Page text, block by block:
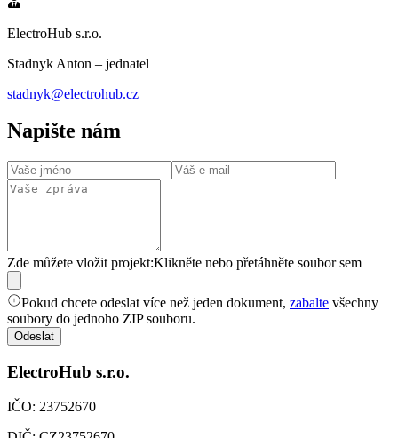
ElectroHub s.r.o.
Stadnyk Anton – jednatel
stadnyk@electrohub.cz
Napište nám
Zde můžete vložit projekt:Klikněte nebo přetáhněte soubor sem
Pokud chcete odeslat více než jeden dokument, zabalte všechny
soubory do jednoho ZIP souboru.
Odeslat
ElectroHub s.r.o.
IČO: 23752670